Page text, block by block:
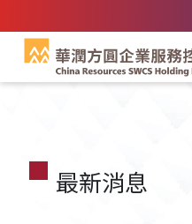
最新消息